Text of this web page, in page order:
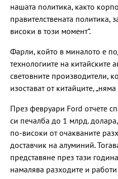
нашата политика, както
правителствената политика,
високи в този момент“.
Фарли, който в миналото е
технологиите на китайските
световните производители,
изостават от китайците,
През февруари Ford отчете
си печалба до 1 млрд.
по-високи от очакваните
доставчик на алуминий.
представяне през тази
намалява разходите и